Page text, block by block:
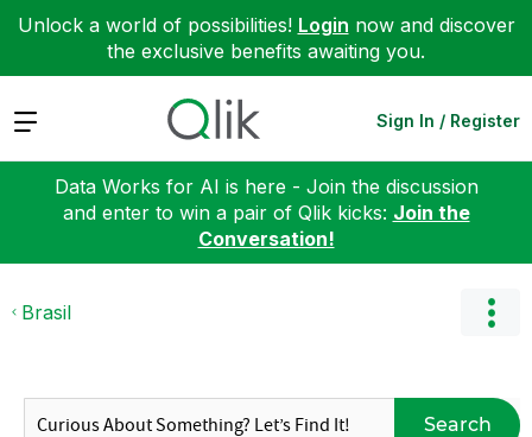
Unlock a world of possibilities! Login now and discover
the exclusive benefits awaiting you.
Expand Sign In / Register
Data Works for AI is here - Join the discussion
and enter to win a pair of Qlik kicks: Join the
Conversation!
Brasil
Search